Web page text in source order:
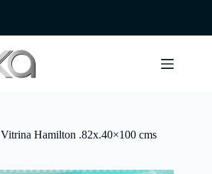
Vitrina Hamilton .82x.40×100 cms